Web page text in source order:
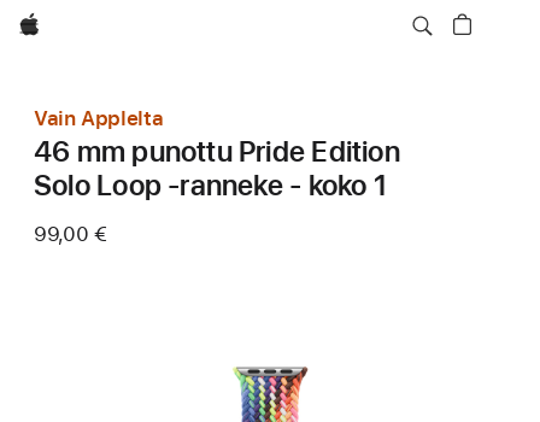
Apple
Vain Applelta
46 mm punottu Pride Edition
Solo Loop ‑ranneke - koko 1
99,00 €